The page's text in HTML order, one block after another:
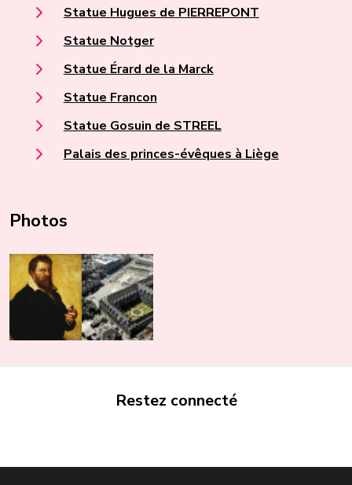
Statue Hugues de PIERREPONT
Statue Notger
Statue Érard de la Marck
Statue Francon
Statue Gosuin de STREEL
Palais des princes-évêques à Liège
Photos
Restez connecté